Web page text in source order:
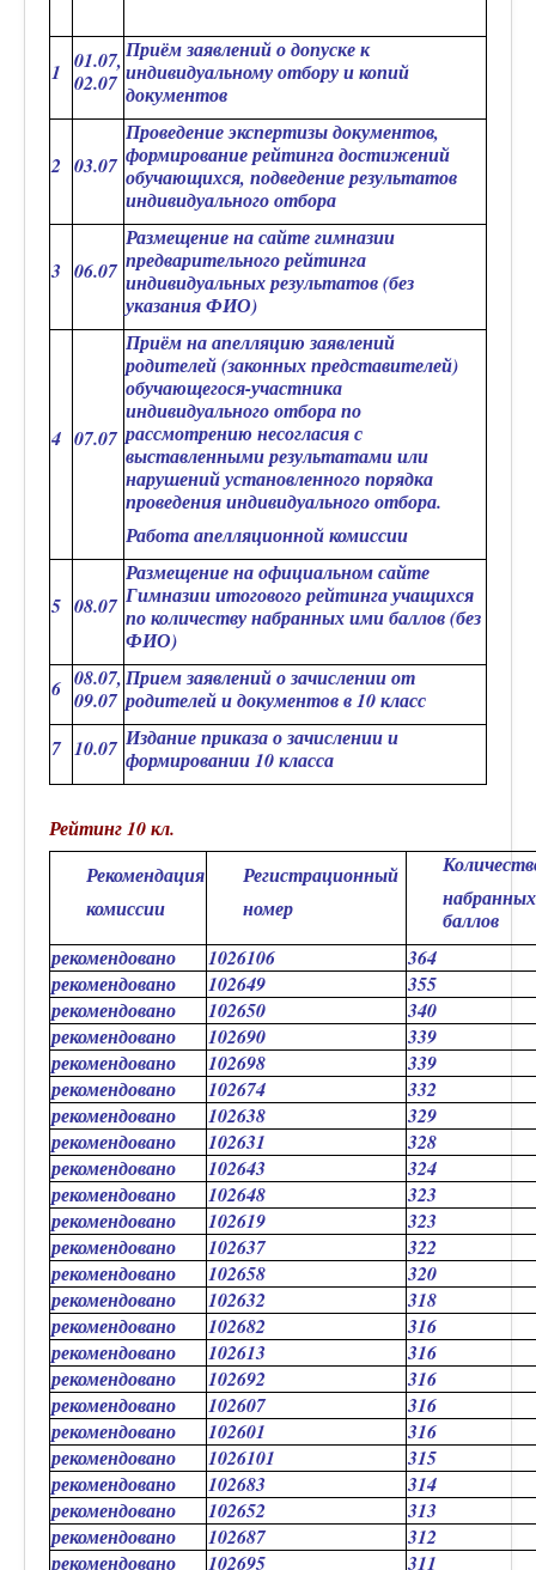
1 01.07,
02.07
Приём заявлений о допуске к
индивидуальному отбору и копий
документов
2 03.07
Проведение экспертизы документов,
формирование рейтинга достижений
обучающихся, подведение результатов
индивидуального отбора
3 06.07
Размещение на сайте гимназии
предварительного рейтинга
индивидуальных результатов (без
указания ФИО)
4 07.07
Приём на апелляцию заявлений
родителей (законных представителей)
обучающегося-участника
индивидуального отбора по
рассмотрению несогласия с
выставленными результатами или
нарушений установленного порядка
проведения индивидуального отбора.
Работа апелляционной комиссии
5 08.07
Размещение на официальном сайте
Гимназии итогового рейтинга учащихся
по количеству набранных ими баллов (без
ФИО)
6 08.07,
09.07
Прием заявлений о зачислении от
родителей и документов в 10 класс
7 10.07 Издание приказа о зачислении и
формировании 10 класса
Рейтинг 10 кл.
Рекомендация
комиссии
Регистрационный
номер
набранных
баллов
рекомендовано
1026106
364
рекомендовано
102649
355
рекомендовано
102650
340
рекомендовано
102690
339
рекомендовано
102698
339
рекомендовано
102674
332
рекомендовано
102638
329
рекомендовано
102631
328
рекомендовано
102643
324
рекомендовано
102648
323
рекомендовано
102619
323
рекомендовано
102637
322
рекомендовано
102658
320
рекомендовано
102632
318
рекомендовано
102682
316
рекомендовано
102613
316
рекомендовано
102692
316
рекомендовано
102607
316
рекомендовано
102601
316
рекомендовано
1026101
315
рекомендовано
102683
314
рекомендовано
102652
313
рекомендовано
102687
312
рекомендовано
102695
311